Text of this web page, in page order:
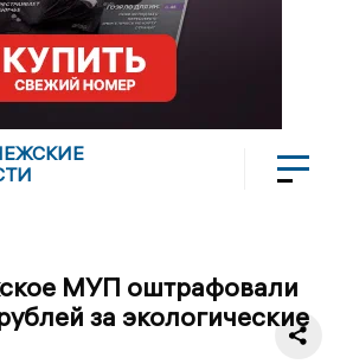
МУП оштрафовали
за экологические